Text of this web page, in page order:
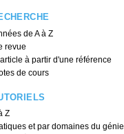
de A à Z
revue
à partir d'une référence
de cours
Z
et par domaines du génie